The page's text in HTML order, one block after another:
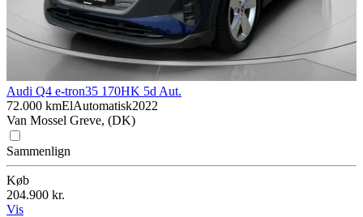
Audi Q4 e-tron35 170HK 5d Aut.
72.000 kmElAutomatisk2022
Van Mossel Greve, (DK)
Sammenlign
Køb
204.900 kr.
Vis